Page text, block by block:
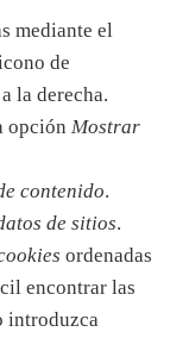
mediante el
de
la derecha.
opción Mostrar
contenido.
de sitios.
ordenadas
encontrar las
introduzca